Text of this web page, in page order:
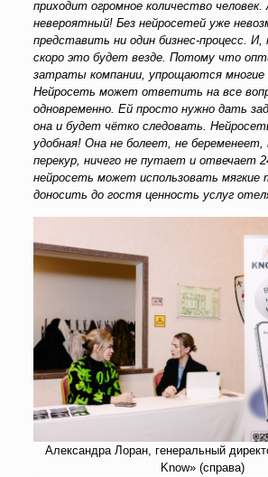
приходит огромное количество
невероятный! Без нейросетей уже
представить ни один бизнес-процесс.
скоро это будет везде. Потому что
затраты компании, упрощаются многие
Нейросеть может ответить на все
одновременно. Ей просто нужно дать
она и будет чётко следовать.
удобная! Она не болеет, не беременеет,
перекур, ничего не путает и отвечает
нейросеть может использовать мягкие
доносить до гостя ценность услуг
Александра Лоран, генеральный
Know» (справа)